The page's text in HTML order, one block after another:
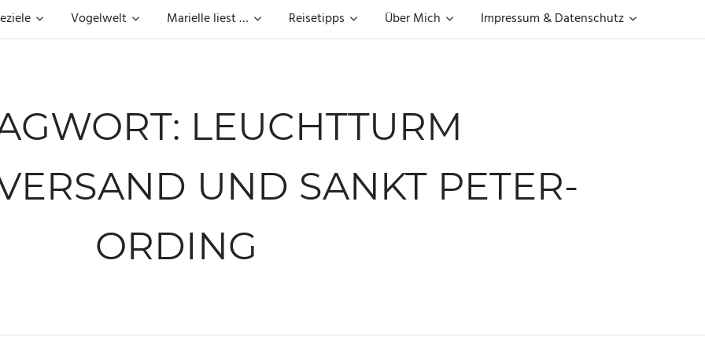
Vogelwelt Marielle liest … Reisetipps Über Mich Impressum & Datenschutz
LEUCHTTURM
UND SANKT PETER-
ORDING